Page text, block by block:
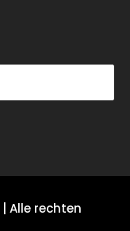
| Alle rechten